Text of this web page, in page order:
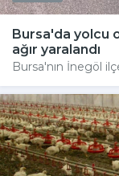
Bursa'da yolcu
ağır yaralandı
Bursa'nın İnegöl